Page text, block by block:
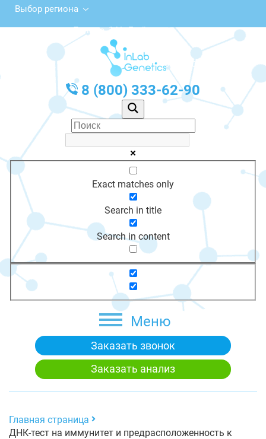
Выбор региона
ул. Ленина, 14А, Грайворон
с 10:00 до 20:00
График работы: Пн-Пт с 10:00 до 20:00
8 (800) 333-62-90
Exact matches only
Search in title
Search in content
Меню
Заказать звонок
Заказать анализ
Главная страница
ДНК-тест на иммунитет и предрасположенность к